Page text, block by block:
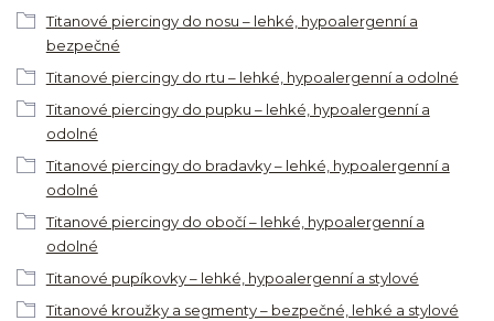
Titanové piercingy do nosu – lehké, hypoalergenní a
bezpečné
Titanové piercingy do rtu – lehké, hypoalergenní a odolné
Titanové piercingy do pupku – lehké, hypoalergenní a
odolné
Titanové piercingy do bradavky – lehké, hypoalergenní a
odolné
Titanové piercingy do obočí – lehké, hypoalergenní a
odolné
Titanové pupíkovky – lehké, hypoalergenní a stylové
Titanové kroužky a segmenty – bezpečné, lehké a stylové